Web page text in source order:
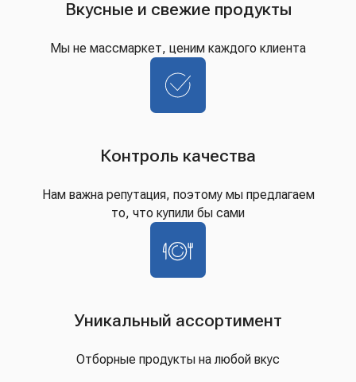
Вкусные и свежие продукты
Мы не массмаркет, ценим каждого клиента
Контроль качества
Нам важна репутация, поэтому мы предлагаем
то, что купили бы сами
Уникальный ассортимент
Отборные продукты на любой вкус